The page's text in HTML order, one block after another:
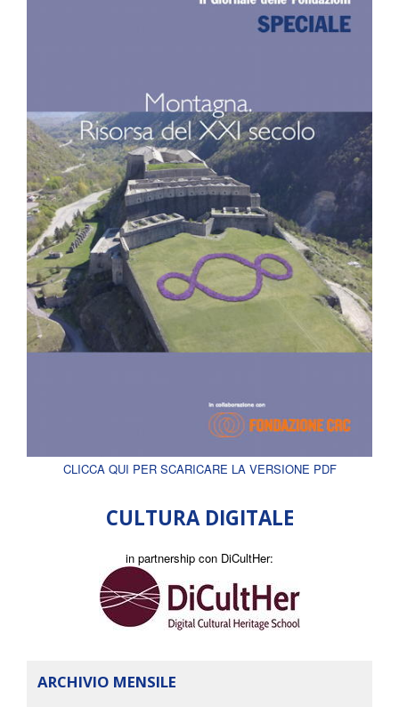
CLICCA QUI PER SCARICARE LA VERSIONE PDF
CULTURA DIGITALE
in partnership con DiCultHer:
ARCHIVIO MENSILE